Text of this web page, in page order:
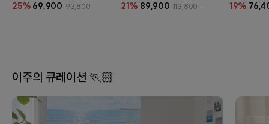
25% 69,900 93,800 21% 89,900 113,800 19%
이주의 큐레이션 🏃🏻